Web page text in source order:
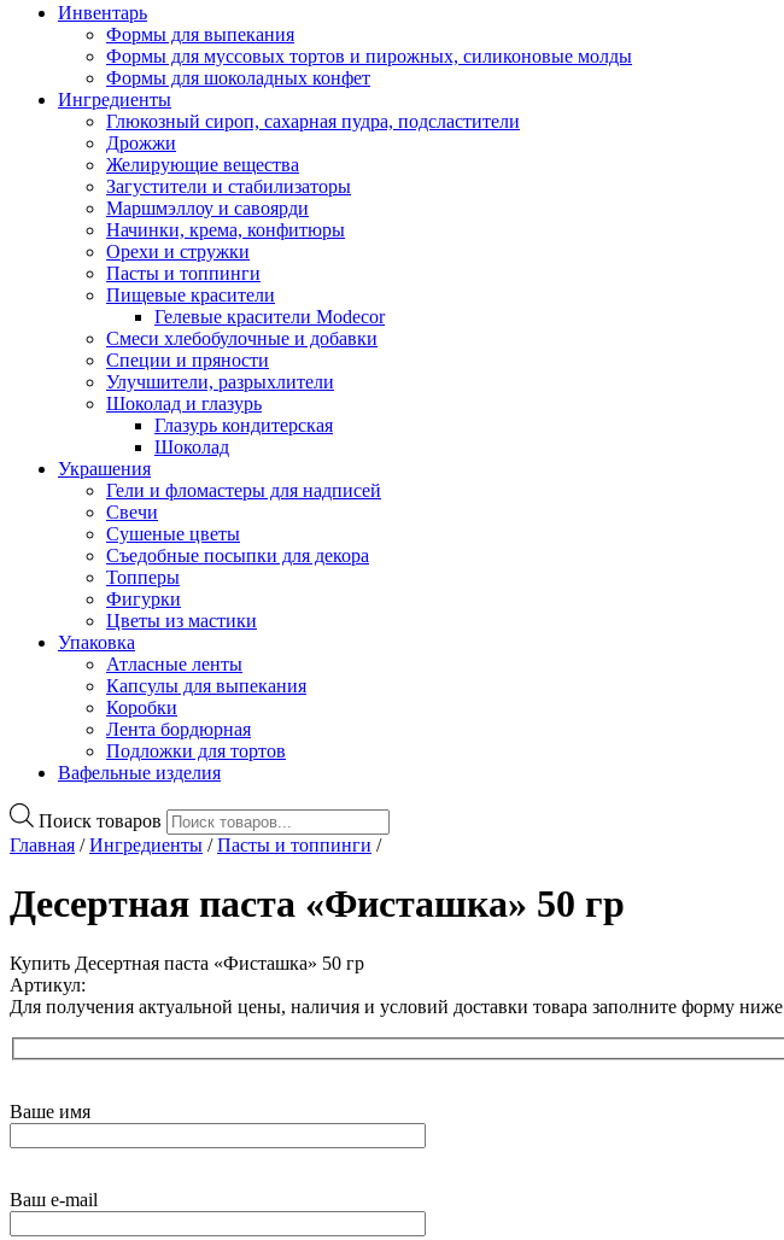
Инвентарь
Формы для выпекания
Формы для муссовых тортов и пирожных, силиконовые молды
Формы для шоколадных конфет
Ингредиенты
Глюкозный сироп, сахарная пудра, подсластители
Дрожжи
Желирующие вещества
Загустители и стабилизаторы
Маршмэллоу и савоярди
Начинки, крема, конфитюры
Орехи и стружки
Пасты и топпинги
Пищевые красители
Гелевые красители Modecor
Смеси хлебобулочные и добавки
Специи и пряности
Улучшители, разрыхлители
Шоколад и глазурь
Глазурь кондитерская
Шоколад
Украшения
Гели и фломастеры для надписей
Свечи
Сушеные цветы
Съедобные посыпки для декора
Топперы
Фигурки
Цветы из мастики
Упаковка
Атласные ленты
Капсулы для выпекания
Коробки
Лента бордюрная
Подложки для тортов
Вафельные изделия
Поиск товаров
Главная /Ингредиенты /Пасты и топпинги /
Десертная паста «Фисташка» 50 гр
Купить Десертная паста «Фисташка» 50 гр
Артикул:
Для получения актуальной цены, наличия и условий доставки товара заполните форму ниже
Ваше имя
Ваш e-mail